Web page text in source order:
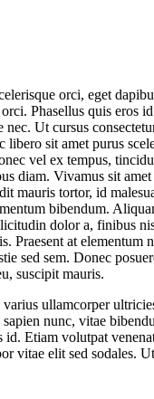
orci, eget
Phasellus quis eros
Ut cursus
sit amet purus
vel ex tempus,
diam. Vivamus sit
mauris tortor, id
bibendum.
dolor a, finibus
at elementum
sed sem. Donec
suscipit mauris.
ullamcorper
nunc, vitae
Etiam volutpat
vitae elit sed sodales.